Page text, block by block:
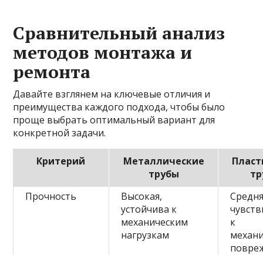
Сравнительный анализ
методов монтажа и
ремонта
Давайте взглянем на ключевые отличия и
преимущества каждого подхода, чтобы было
проще выбрать оптимальный вариант для
конкретной задачи.
Критерий
Металлические
трубы
Прочность
Высокая,
устойчива к
механическим
нагрузкам
к